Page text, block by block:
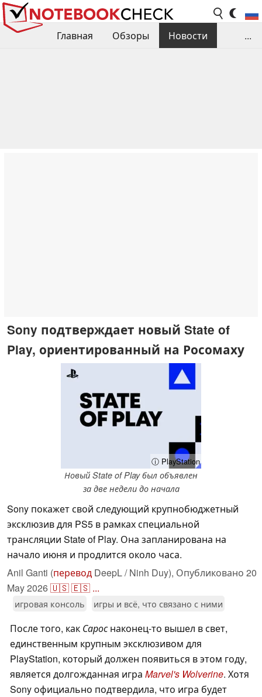
Главная Обзоры
Новости
...
Sony подтверждает новый State of
Play, ориентированный на Росомаху
ⓘ PlayStation
Новый State of Play был объявлен
за две недели до начала
Sony покажет свой следующий крупнобюджетный
эксклюзив для PS5 в рамках специальной
трансляции State of Play. Она запланирована на
начало июня и продлится около часа.
Anil Ganti (перевод DeepL / Ninh Duy), Опубликовано 20
May 2026🇺🇸🇪🇸 ...
игровая консоль игры и всё, что связано с ними
После того, как Сароснаконец-то вышел в свет,
единственным крупным эксклюзивом для
PlayStation, который должен появиться в этом году,
является долгожданная игра Marvel's Wolverine. Хотя
Sony официально подтвердила, что игра будет